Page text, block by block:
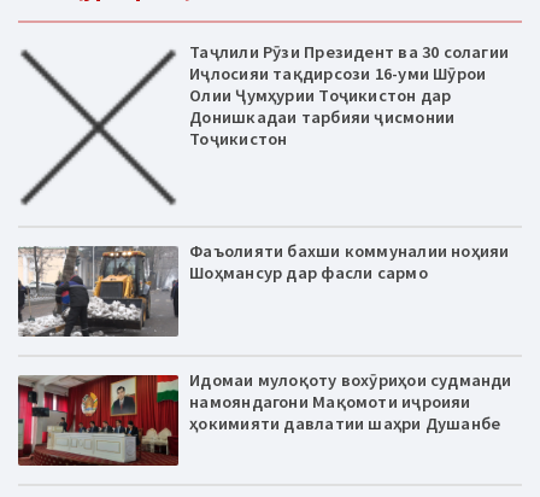
Таҷлили Рӯзи Президент ва 30 солагии
Иҷлосияи тақдирсози 16-уми Шӯрои
Олии Ҷумҳурии Тоҷикистон дар
Донишкадаи тарбияи ҷисмонии
Тоҷикистон
Фаъолияти бахши коммуналии ноҳияи
Шоҳмансур дар фасли сармо
Идомаи мулоқоту вохӯриҳои судманди
намояндагони Мақомоти иҷроияи
ҳокимияти давлатии шаҳри Душанбе